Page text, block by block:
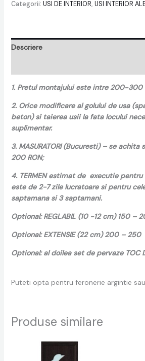
Categorii: USI DE INTERIOR, USI INTERIOR
Descriere
1. Pretul montajului este intre 200-300
2. Orice modificare al golului de usa
beton) si taierea usii la fata locului
suplimentar.
3. MASURATORI (Bucuresti) – se
200 RON;
4. TERMEN estimat de executie
este de 2-7 zile lucratoare si pentru
saptamana si 3 saptamani.
Optional: REGLABIL (10 -12 cm) 150 –
Optional: EXTENSIE (22 cm) 200 – 250
Optional: al doilea set de pervaze TOC
Puteti opta pentru feronerie argintie sau
Produse similare